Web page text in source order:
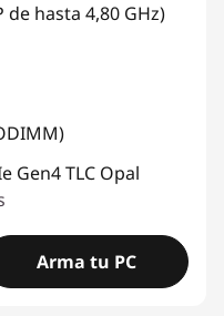
de hasta 4,80 GHz)
Gen4 TLC Opal
Arma tu PC